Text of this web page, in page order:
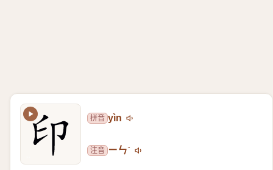
拼音 yìn
注音 ㄧㄣˋ